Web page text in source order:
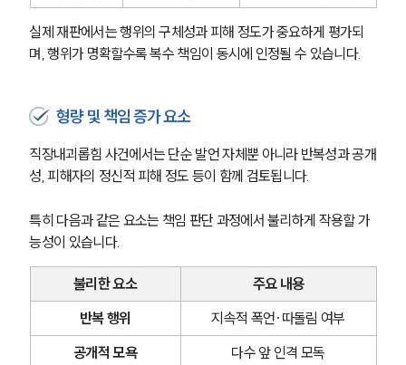
실제 재판에서는 행위의 구체성과 피해 정도가 중요하게 평가되
며, 행위가 명확할수록 복수 책임이 동시에 인정될 수 있습니다.
형량 및 책임 증가 요소
직장내괴롭힘 사건에서는 단순 발언 자체뿐 아니라 반복성과 공개
성, 피해자의 정신적 피해 정도 등이 함께 검토됩니다.
특히 다음과 같은 요소는 책임 판단 과정에서 불리하게 작용할 가
능성이 있습니다.
불리한 요소
주요 내용
반복 행위
지속적 폭언·따돌림 여부
공개적 모욕
다수 앞 인격 모독